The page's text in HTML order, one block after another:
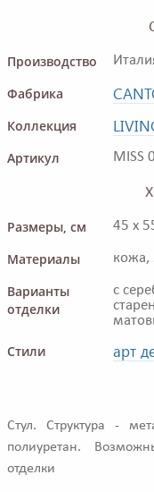
Производство
Фабрика
Коллекция
Артикул MISS
Размеры, см
45 x
Материалы кожа,
Варианты
отделки
с
Стили арт
Стул. Структура -
полиуретан.
отделки